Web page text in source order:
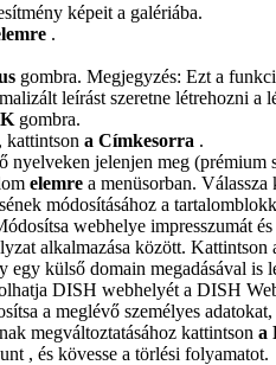
képeit a galériába.
.
gombra. Megjegyzés: Ezt a
leírást szeretne létrehozni a
gombra.
kattintson a Címkesorra .
jelenjen meg (prémium
elemre a menüsorban.
módosításához a
webhelye impresszumát
alkalmazása között.
egy külső domain megadásával
DISH webhelyét a DISH
a meglévő személyes
megváltoztatásához kattintson a
, és kövesse a törlési folyamatot.